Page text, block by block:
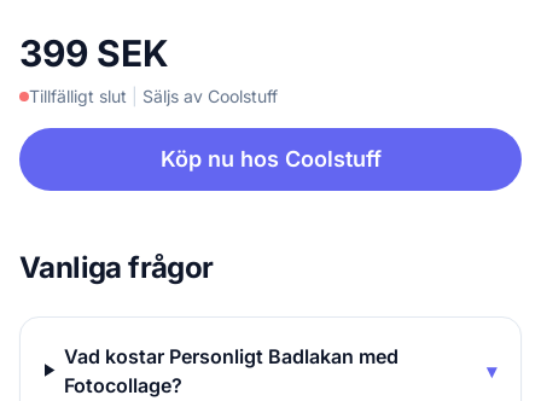
399 SEK
Tillfälligt slut Säljs av Coolstuff
Köp nu hos Coolstuff
Vanliga frågor
Vad kostar Personligt Badlakan med
Fotocollage?
▾